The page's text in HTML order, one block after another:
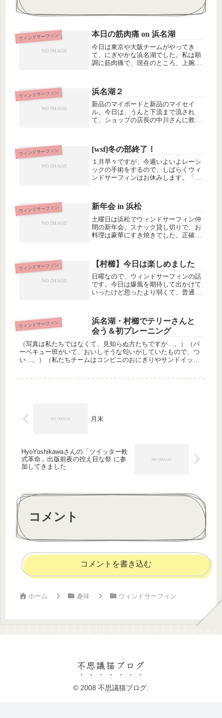
ウィンドサーフィン 本日の筋肉痛 on 浜名湖
今日は東京や大阪チームがやってき
て、にぎやかな浜名湖でした。私は順
調に筋肉痛で、現在のところ、上腕三
ています。たぶん明日になったら上腕
二頭筋に筋肉痛が出そうな予感がしま
す。...
ウィンドサーフィン 浜名湖２
新品のマイボードと新品のマイセイ
ル。今日は、うんと下流まで流され
て、ショップの店長の中川さんに救助
りに、たくさん取った人から分けても
らったりしていました。あまりウィン
ドサー...
ウィンドサーフィン [wsf]冬の部終了！
１月早々ですが、今週いよいよレーシ
ックの手術をするので、しばらくウィ
ンドサーフィンはお休みします。「冬
ょっとは暖かくなってるんでしょう
か。昨日の浜名湖は、東京方面や三重
方面...
ウィンドサーフィン 新年会 in 浜松
土曜日は浜松でウィンドサーフィン仲
間の新年会。スナック貸し切りで、お
料理は豪華にすき焼きでした。正確に
浜松のすき焼きはこれなんですって。
愛知県方面では、すき焼きというと、
鉄...
ウィンドサーフィン 【村櫛】今日は楽しめました
日曜なので、ウィンドサーフィンの話
です。今日は爆風を期待して出かけて
いったけど思ったより弱くて、普通に
したりできたし、部分的にプレーニン
グできる時もあり、じゅうぶん満喫し
ま...
ウィンドサーフィン
浜名湖・村櫛でテリーさんと
会う＆初プレーニング
（写真は私たちではなくて、見知らぬ方たちですが…。）（バ
ーベキュー班がいて、おいしそうな匂いがしていたもので、つ
い…。）（私たちチームはコンビニのおにぎりやサンドイッチ
月末
HyoYoshikawaさんの「ツイッター軟
式革命」出版前夜の控え目な祭 に参
加してきました
コメント
コメントを書き込む
ホーム 趣味 ウィンドサーフィン
不思議猫ブログ
© 2008 不思議猫ブログ.